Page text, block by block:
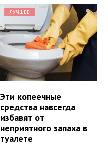
ЛУЧШЕЕ
Эти копеечные
средства навсегда
избавят от
неприятного запаха в
туалете